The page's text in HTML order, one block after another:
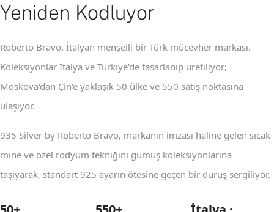
Yeniden Kodluyor
Roberto Bravo, İtalyan menşeili bir Türk mücevher markası.
Koleksiyonlar İtalya ve Türkiye'de tasarlanıp üretiliyor;
Moskova'dan Çin'e yaklaşık 50 ülke ve 550 satış noktasına
ulaşıyor.
935 Silver by Roberto Bravo, markanın imzası haline gelen sıcak
mine ve özel rodyum tekniğini gümüş koleksiyonlarına
taşıyarak, standart 925 ayarın ötesine geçen bir duruş sergiliyor.